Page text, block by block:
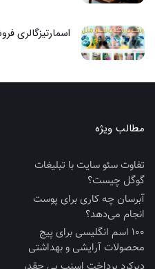
اسمارتیزگالری
مطالب ویژه
تفاوت سئو سایت با تبلیغات
گوگل چیست؟
آبرسان چه کاری برای پوست
انجام می‌دهد؟
100 اسم انگلیسی برای پیج
محصولات آرایشی و بهداشتی